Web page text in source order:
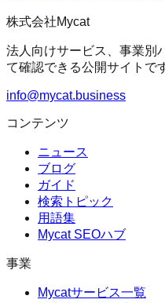
株式会社Mycat
法人向けサービス、事業別
て確認できる公開サイトで
info@mycat.business
コンテンツ
ニュース
ブログ
ガイド
検索トピック
用語集
Mycat SEOハブ
事業
Mycatサービス一覧